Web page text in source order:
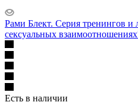
Рами Блект. Серия тренингов
сексуальных
Есть в наличии